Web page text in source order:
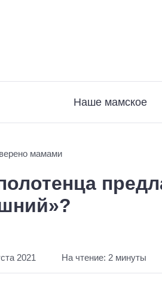
Наше мамское
мамами
2021 На чтение: 2 минуты